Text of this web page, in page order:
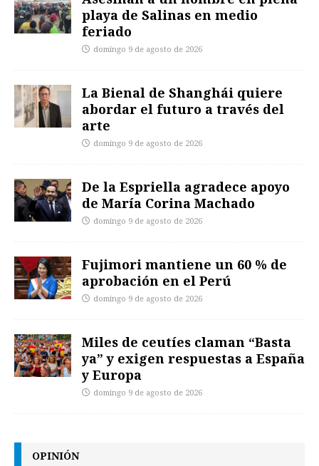
playa de Salinas en medio
feriado
domingo 9 de agosto de 2026
La Bienal de Shanghái quiere
abordar el futuro a través del
arte
domingo 9 de agosto de 2026
De la Espriella agradece apoyo
de María Corina Machado
domingo 9 de agosto de 2026
Fujimori mantiene un 60 % de
aprobación en el Perú
domingo 9 de agosto de 2026
Miles de ceutíes claman “Basta
ya” y exigen respuestas a España
y Europa
domingo 9 de agosto de 2026
OPINIÓN